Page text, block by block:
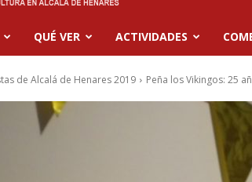
QUÉ VER ACTIVIDADES
de Alcalá de Henares 2019 Peña los Vikingos: 25